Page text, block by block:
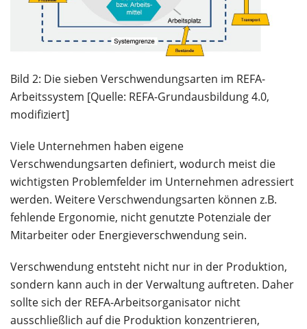
Bild 2: Die sieben Verschwendungsarten im REFA-
Arbeitssystem [Quelle: REFA-Grundausbildung 4.0,
modifiziert]
Viele Unternehmen haben eigene
Verschwendungsarten definiert, wodurch meist die
wichtigsten Problemfelder im Unternehmen adressiert
werden. Weitere Verschwendungsarten können z.B.
fehlende Ergonomie, nicht genutzte Potenziale der
Mitarbeiter oder Energieverschwendung sein.
Verschwendung entsteht nicht nur in der Produktion,
sondern kann auch in der Verwaltung auftreten. Daher
sollte sich der REFA-Arbeitsorganisator nicht
ausschließlich auf die Produktion konzentrieren,